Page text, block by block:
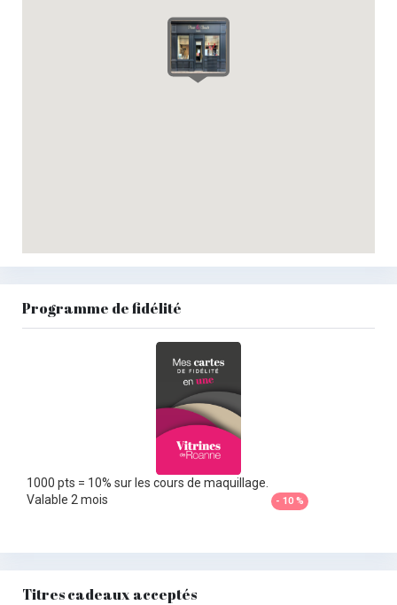
Programme de fidélité
1000 pts = 10% sur les cours de maquillage.
Valable 2 mois
- 10 %
Titres cadeaux acceptés